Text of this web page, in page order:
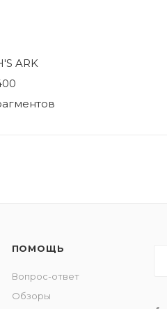
ARK
ПОМОЩЬ
Вопрос-ответ
Обзоры